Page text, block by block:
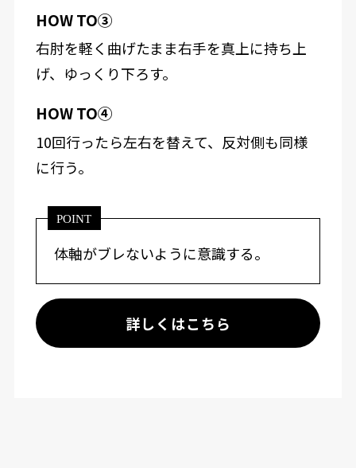
HOW TO③
右肘を軽く曲げたまま右手を真上に持ち上
げ、ゆっくり下ろす。
HOW TO④
10回行ったら左右を替えて、反対側も同様
に行う。
POINT
体軸がブレないように意識する。
詳しくはこちら